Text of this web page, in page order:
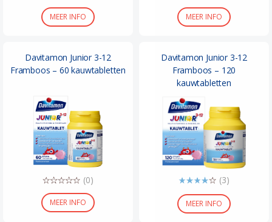
MEER INFO MEER INFO
Davitamon Junior 3-12
Framboos – 60 kauwtabletten
MEER INFO
(0)
Davitamon Junior 3-12
Framboos – 120
kauwtabletten
MEER INFO
(3)